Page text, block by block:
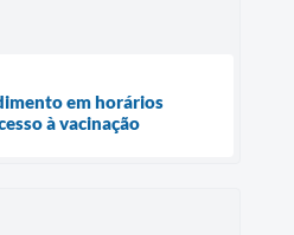
em horários
à vacinação